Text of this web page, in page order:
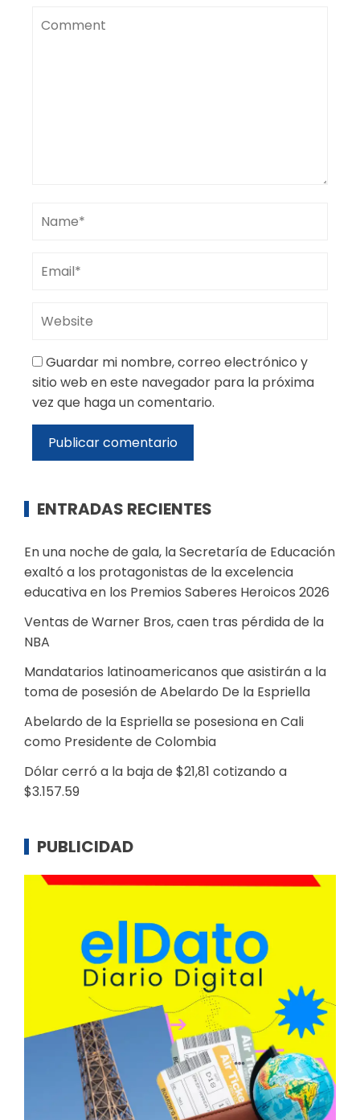
Guardar mi nombre, correo electrónico y
sitio web en este navegador para la próxima
vez que haga un comentario.
ENTRADAS RECIENTES
En una noche de gala, la Secretaría de Educación
exaltó a los protagonistas de la excelencia
educativa en los Premios Saberes Heroicos 2026
Ventas de Warner Bros, caen tras pérdida de la
NBA
Mandatarios latinoamericanos que asistirán a la
toma de posesión de Abelardo De la Espriella
Abelardo de la Espriella se posesiona en Cali
como Presidente de Colombia
Dólar cerró a la baja de $21,81 cotizando a
$3.157.59
PUBLICIDAD